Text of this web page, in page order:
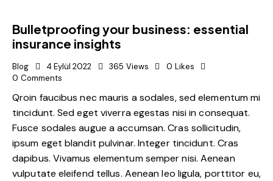
Bulletproofing your business: essential
insurance insights
Blog 4 Eylül 2022 365 Views 0 Likes
0 Comments
Qroin faucibus nec mauris a sodales, sed elementum mi
tincidunt. Sed eget viverra egestas nisi in consequat.
Fusce sodales augue a accumsan. Cras sollicitudin,
ipsum eget blandit pulvinar. Integer tincidunt. Cras
dapibus. Vivamus elementum semper nisi. Aenean
vulputate eleifend tellus. Aenean leo ligula, porttitor eu,